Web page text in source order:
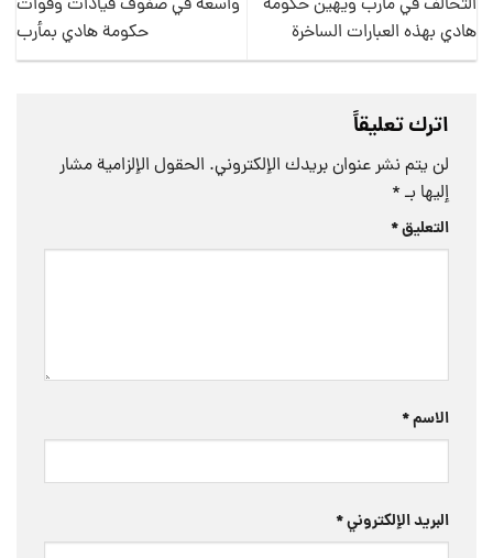
هادي بهذه العبارات الساخرة
حكومة هادي بمأرب
اترك تعليقاً
لن يتم نشر عنوان بريدك الإلكتروني. الحقول الإلزامية مشار
إليها بـ *
التعليق*
الاسم*
البريد الإلكتروني*